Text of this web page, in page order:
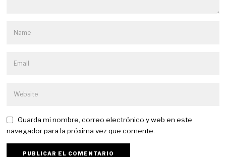
Guarda mi nombre, correo electrónico y web en este
navegador para la próxima vez que comente.